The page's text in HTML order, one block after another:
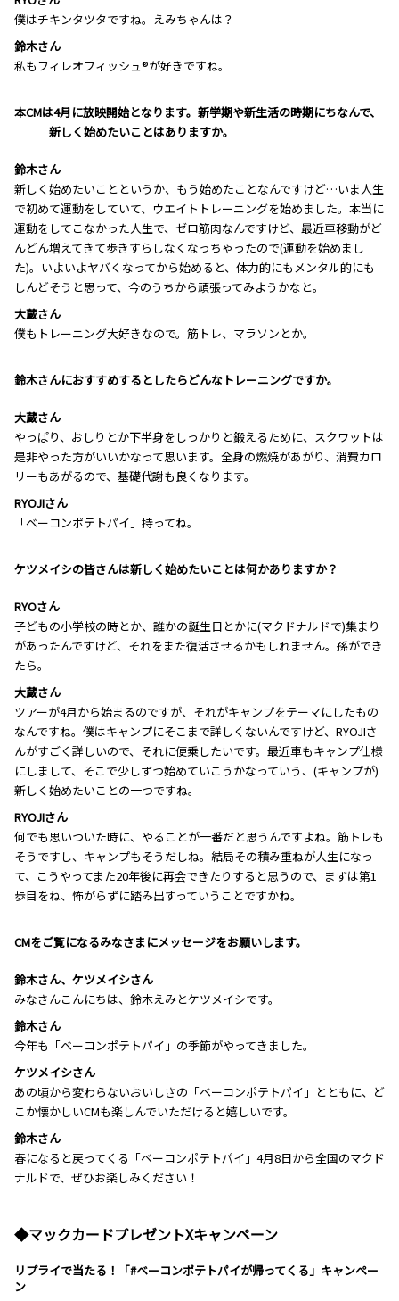
僕はチキンタツタですね。えみちゃんは？
鈴木さん
私もフィレオフィッシュ®が好きですね。
―――本CMは4月に放映開始となります。新学期や新生活の時期にちなんで、
新しく始めたいことはありますか。
鈴木さん
新しく始めたいことというか、もう始めたことなんですけど…いま人生
で初めて運動をしていて、ウエイトトレーニングを始めました。本当に
運動をしてこなかった人生で、ゼロ筋肉なんですけど、最近車移動がど
んどん増えてきて歩きすらしなくなっちゃったので(運動を始めまし
た)。いよいよヤバくなってから始めると、体力的にもメンタル的にも
しんどそうと思って、今のうちから頑張ってみようかなと。
大蔵さん
僕もトレーニング大好きなので。筋トレ、マラソンとか。
―――鈴木さんにおすすめするとしたらどんなトレーニングですか。
大蔵さん
やっぱり、おしりとか下半身をしっかりと鍛えるために、スクワットは
是非やった方がいいかなって思います。全身の燃焼があがり、消費カロ
リーもあがるので、基礎代謝も良くなります。
RYOJIさん
「ベーコンポテトパイ」持ってね。
―――ケツメイシの皆さんは新しく始めたいことは何かありますか？
RYOさん
子どもの小学校の時とか、誰かの誕生日とかに(マクドナルドで)集まり
があったんですけど、それをまた復活させるかもしれません。孫ができ
たら。
大蔵さん
ツアーが4月から始まるのですが、それがキャンプをテーマにしたもの
なんですね。僕はキャンプにそこまで詳しくないんですけど、RYOJIさ
んがすごく詳しいので、それに便乗したいです。最近車もキャンプ仕様
にしまして、そこで少しずつ始めていこうかなっていう、(キャンプが)
新しく始めたいことの一つですね。
RYOJIさん
何でも思いついた時に、やることが一番だと思うんですよね。筋トレも
そうですし、キャンプもそうだしね。結局その積み重ねが人生になっ
て、こうやってまた20年後に再会できたりすると思うので、まずは第1
歩目をね、怖がらずに踏み出すっていうことですかね。
―――CMをご覧になるみなさまにメッセージをお願いします。
鈴木さん、ケツメイシさん
みなさんこんにちは、鈴木えみとケツメイシです。
鈴木さん
今年も「ベーコンポテトパイ」の季節がやってきました。
ケツメイシさん
あの頃から変わらないおいしさの「ベーコンポテトパイ」とともに、ど
こか懐かしいCMも楽しんでいただけると嬉しいです。
鈴木さん
春になると戻ってくる「ベーコンポテトパイ」4月8日から全国のマクド
ナルドで、ぜひお楽しみください！
◆マックカードプレゼントXキャンペーン
リプライで当たる！「#ベーコンポテトパイが帰ってくる」キャンペー
ン